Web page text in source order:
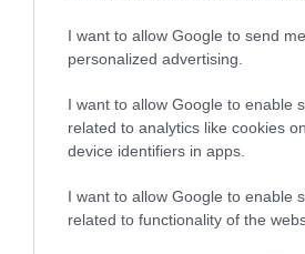
I want to allow Google to send me
personalized advertising.
I want to allow Google to enable
related to analytics like cookies
device identifiers in apps.
I want to allow Google to enable
related to functionality of the
született…"
"Tehát helyi kormánypárti
mindig az a jó, az a helyes,
éppen dönt. Saját
társadalom képviseletére
részükről."